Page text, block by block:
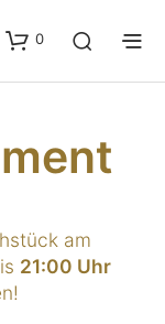
0
am
21:00 Uhr